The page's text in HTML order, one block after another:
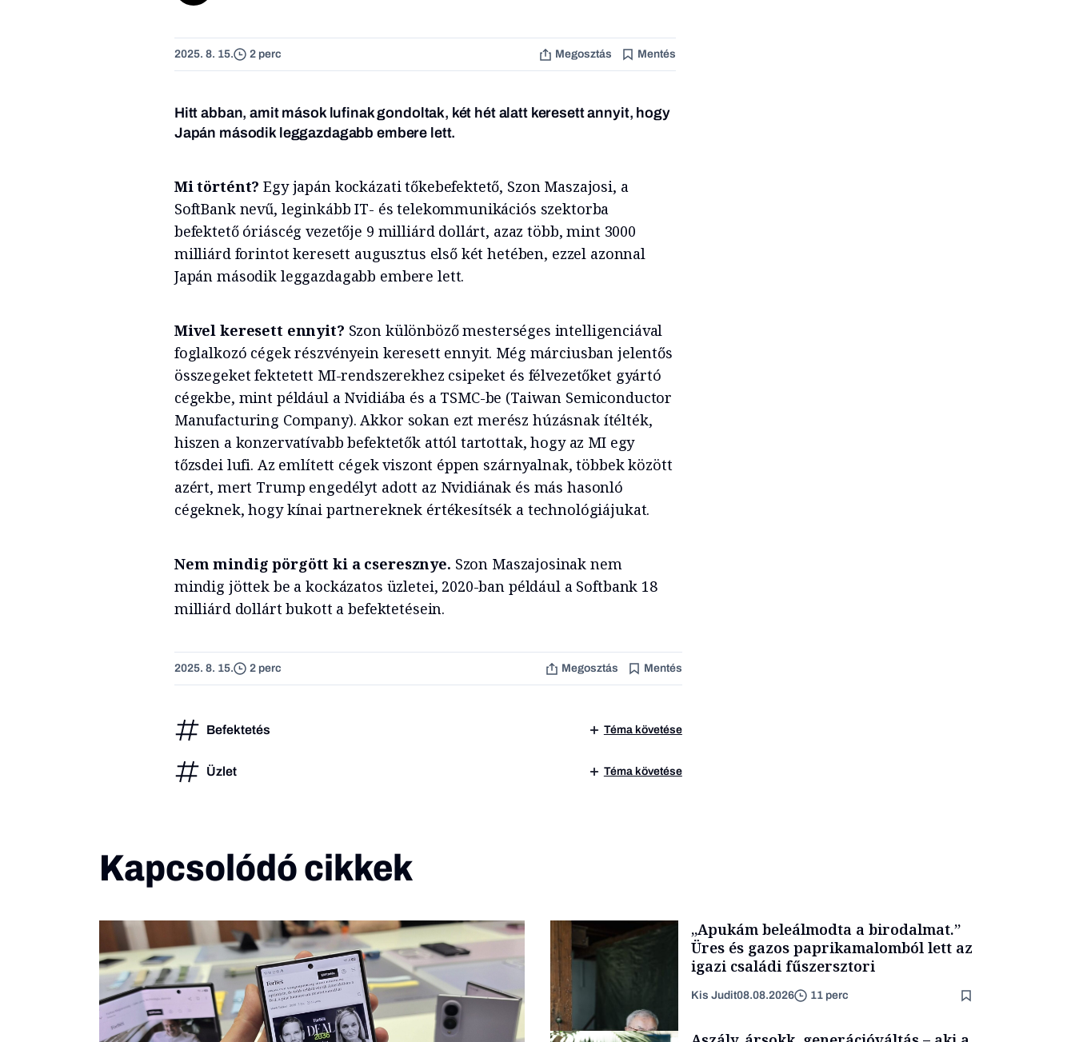
2025. 8. 15. 2 perc Megosztás Mentés
Hitt abban, amit mások lufinak gondoltak, két hét alatt keresett annyit, hogy
Japán második leggazdagabb embere lett.
Mi történt? Egy japán kockázati tőkebefektető, Szon Maszajosi, a
SoftBank nevű, leginkább IT- és telekommunikációs szektorba
befektető óriáscég vezetője 9 milliárd dollárt, azaz több, mint 3000
milliárd forintot keresett augusztus első két hetében, ezzel azonnal
Japán második leggazdagabb embere lett.
Mivel keresett ennyit? Szon különböző mesterséges intelligenciával
foglalkozó cégek részvényein keresett ennyit. Még márciusban jelentős
összegeket fektetett MI-rendszerekhez csipeket és félvezetőket gyártó
cégekbe, mint például a Nvidiába és a TSMC-be (Taiwan Semiconductor
Manufacturing Company). Akkor sokan ezt merész húzásnak ítélték,
hiszen a konzervatívabb befektetők attól tartottak, hogy az MI egy
tőzsdei lufi. Az említett cégek viszont éppen szárnyalnak, többek között
azért, mert Trump engedélyt adott az Nvidiának és más hasonló
cégeknek, hogy kínai partnereknek értékesítsék a technológiájukat.
Nem mindig pörgött ki a cseresznye. Szon Maszajosinak nem
mindig jöttek be a kockázatos üzletei, 2020-ban például a Softbank 18
milliárd dollárt bukott a befektetésein.
2025. 8. 15. 2 perc Megosztás Mentés
Befektetés Téma követése
Üzlet Téma követése
Kapcsolódó cikkek
„Apukám beleálmodta a birodalmat.”
Üres és gazos paprikamalomból lett az
igazi családi fűszersztori
Kis Judit08.08.2026 11 perc